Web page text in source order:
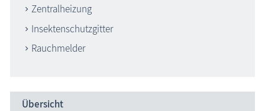
Zentralheizung
Insektenschutzgitter
Rauchmelder
Übersicht